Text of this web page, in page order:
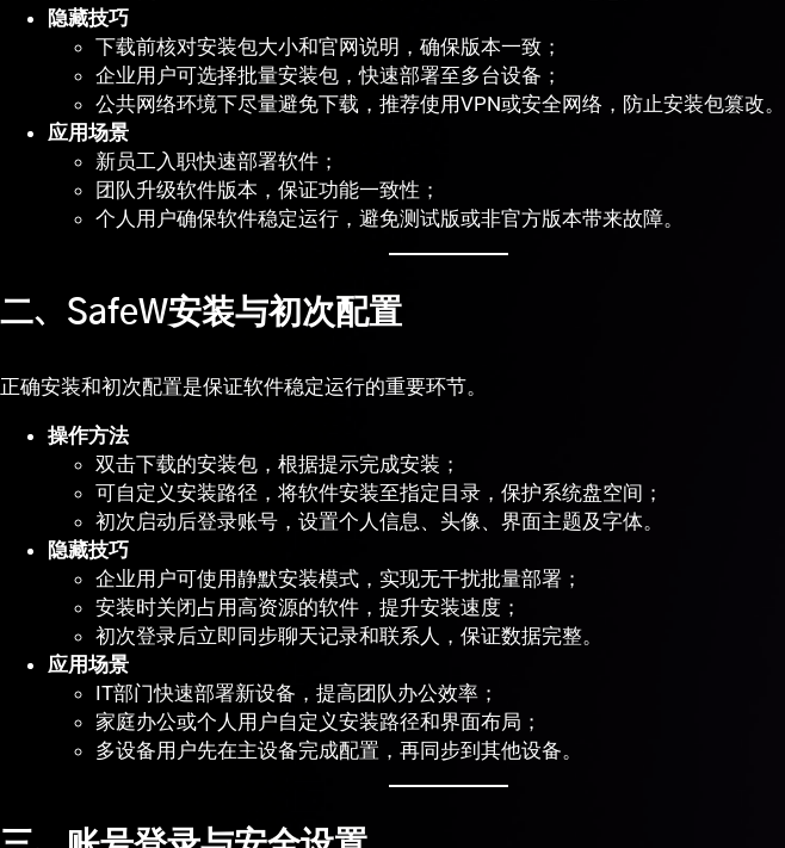
隐藏技巧
下载前核对安装包大小和官网说明，确保版本一致；
企业用户可选择批量安装包，快速部署至多台设备；
公共网络环境下尽量避免下载，推荐使用VPN或安全网络，防止安装包篡改。
应用场景
新员工入职快速部署软件；
团队升级软件版本，保证功能一致性；
个人用户确保软件稳定运行，避免测试版或非官方版本带来故障。
二、SafeW安装与初次配置
正确安装和初次配置是保证软件稳定运行的重要环节。
操作方法
双击下载的安装包，根据提示完成安装；
可自定义安装路径，将软件安装至指定目录，保护系统盘空间；
初次启动后登录账号，设置个人信息、头像、界面主题及字体。
隐藏技巧
企业用户可使用静默安装模式，实现无干扰批量部署；
安装时关闭占用高资源的软件，提升安装速度；
初次登录后立即同步聊天记录和联系人，保证数据完整。
应用场景
IT部门快速部署新设备，提高团队办公效率；
家庭办公或个人用户自定义安装路径和界面布局；
多设备用户先在主设备完成配置，再同步到其他设备。